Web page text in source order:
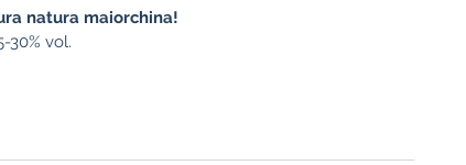
natura maiorchina!
30% vol.